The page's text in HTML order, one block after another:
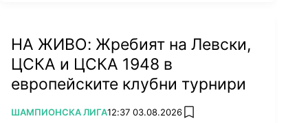
НА ЖИВО: Жребият на Левски,
ЦСКА и ЦСКА 1948 в
европейските клубни турнири
ПОВЕЧЕ ОТ
ШАМПИОНСКА ЛИГА12:37 03.08.2026 add favorites